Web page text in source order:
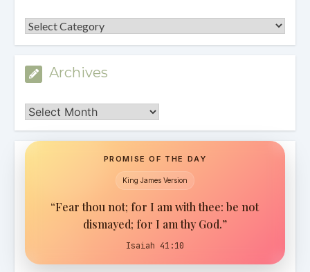
Categories
Archives
Archives
PROMISE OF THE DAY
King James Version
“Fear thou not; for I am with thee: be not
dismayed; for I am thy God.”
Isaiah 41:10